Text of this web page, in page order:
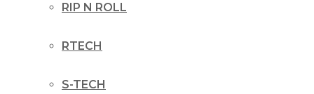
RIP N ROLL
RTECH
S-TECH